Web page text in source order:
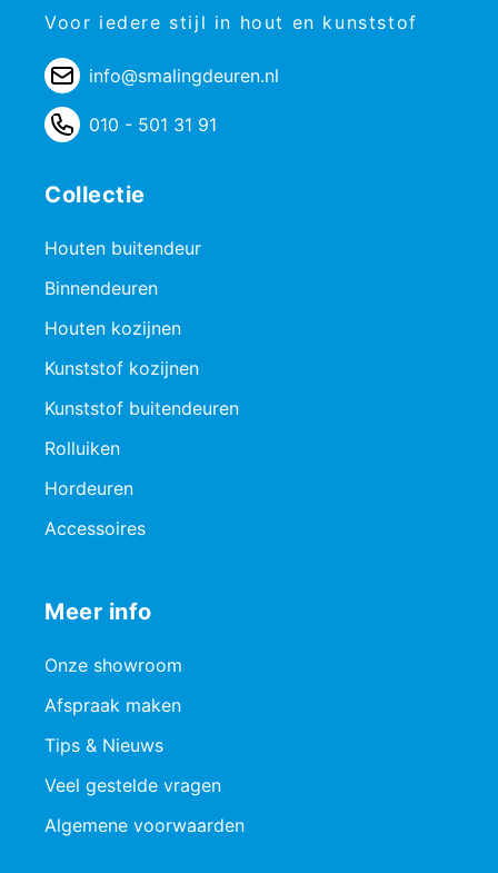
Voor iedere stijl in hout en kunststof
info@smalingdeuren.nl
010 - 501 31 91
Collectie
Houten buitendeur
Binnendeuren
Houten kozijnen
Kunststof kozijnen
Kunststof buitendeuren
Rolluiken
Hordeuren
Accessoires
Meer info
Onze showroom
Afspraak maken
Tips & Nieuws
Veel gestelde vragen
Algemene voorwaarden